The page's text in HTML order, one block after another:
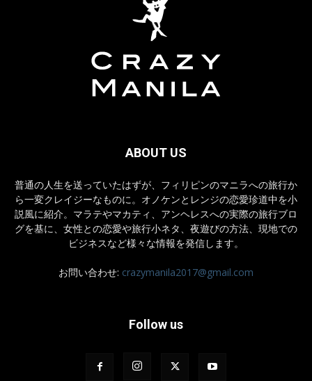
ABOUT US
普通の人生を送っていたはずが、フィリピンのマニラへの旅行か
ら一変クレイジーなものに。オノケンとレンジの恋愛珍道中を小
説風に紹介。マラテやマカティ、アンヘレスへの実際の旅行ブロ
グを基に、女性との恋愛や旅行小ネタ、夜遊びの方法、現地での
ビジネスなど様々な情報を発信します。
お問い合わせ: crazymanila2017@gmail.com
Follow us